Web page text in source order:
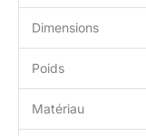
Dimensions
Poids
Matériau